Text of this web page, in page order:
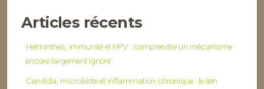
Articles récents
Helminthes, immunité et HPV : comprendre un mécanisme
encore largement ignoré
Candida, microbiote et inflammation chronique : le lien